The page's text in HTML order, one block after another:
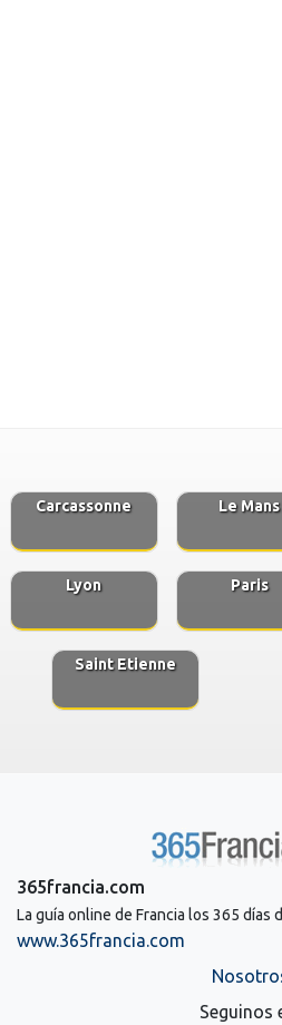
Carcassonne Le Mans
Lyon Paris
Saint Etienne
365francia.com
La guía online de Francia los 365 días
www.365francia.com
Seguinos